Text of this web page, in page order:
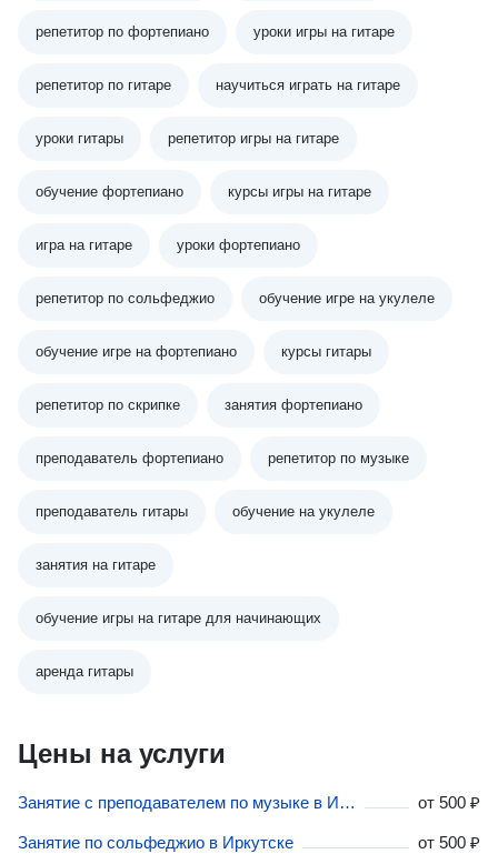
репетитор по фортепиано уроки игры на гитаре
репетитор по гитаре научиться играть на гитаре
уроки гитары репетитор игры на гитаре
обучение фортепиано курсы игры на гитаре
игра на гитаре уроки фортепиано
репетитор по сольфеджио обучение игре на укулеле
обучение игре на фортепиано курсы гитары
репетитор по скрипке занятия фортепиано
преподаватель фортепиано репетитор по музыке
преподаватель гитары обучение на укулеле
занятия на гитаре
обучение игры на гитаре для начинающих
аренда гитары
Цены на услуги
Занятие с преподавателем по музыке в Иркутске от 500 ₽
Занятие по сольфеджио в Иркутске от 500 ₽